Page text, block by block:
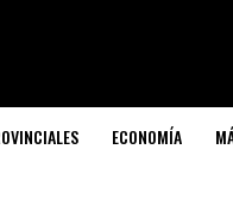
ECONOMÍA